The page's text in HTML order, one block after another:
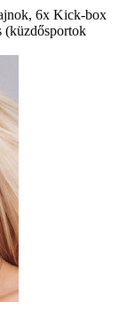
6x Kick-box
(küzdősportok